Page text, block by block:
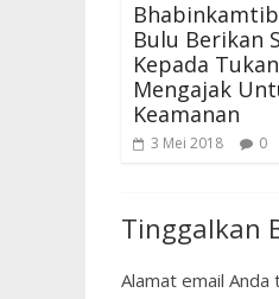
Bulu Berikan
Kepada
Mengajak
Keamanan
3 Mei 2018 0
Tinggalkan
Alamat email Anda